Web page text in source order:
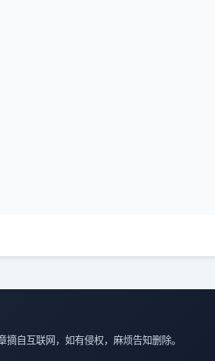
摘自互联网，如有侵权，麻烦告知删除。